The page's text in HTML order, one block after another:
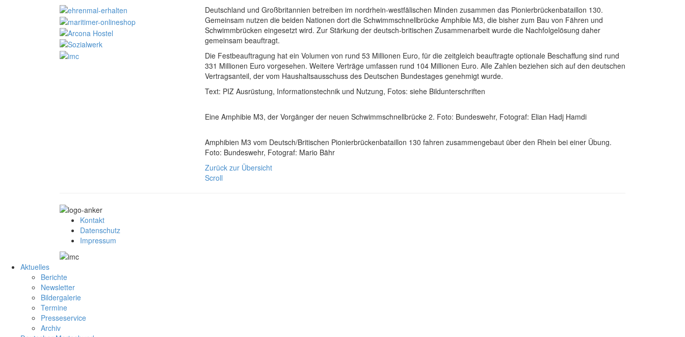
Deutschland und Großbritannien betreiben im nordrhein-westfälischen Minden zusammen das Pionierbrückenbataillon 130.
Gemeinsam nutzen die beiden Nationen dort die Schwimmschnellbrücke Amphibie M3, die bisher zum Bau von Fähren und
Schwimmbrücken eingesetzt wird. Zur Stärkung der deutsch-britischen Zusammenarbeit wurde die Nachfolgelösung daher
gemeinsam beauftragt.
Die Festbeauftragung hat ein Volumen von rund 53 Millionen Euro, für die zeitgleich beauftragte optionale Beschaffung sind rund
331 Millionen Euro vorgesehen. Weitere Verträge umfassen rund 104 Millionen Euro. Alle Zahlen beziehen sich auf den deutschen
Vertragsanteil, der vom Haushaltsausschuss des Deutschen Bundestages genehmigt wurde.
Text: PIZ Ausrüstung, Informationstechnik und Nutzung, Fotos: siehe Bildunterschriften
Eine Amphibie M3, der Vorgänger der neuen Schwimmschnellbrücke 2. Foto: Bundeswehr, Fotograf: Elian Hadj Hamdi
Amphibien M3 vom Deutsch/Britischen Pionierbrückenbataillon 130 fahren zusammengebaut über den Rhein bei einer Übung.
Foto: Bundeswehr, Fotograf: Mario Bähr
Zurück zur Übersicht
Scroll
Kontakt
Datenschutz
Impressum
Aktuelles
Berichte
Newsletter
Bildergalerie
Termine
Presseservice
Archiv